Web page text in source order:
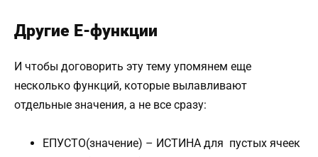
Другие Е-функции
И чтобы договорить эту тему упомянем еще
несколько функций, которые вылавливают
отдельные значения, а не все сразу:
ЕПУСТО(значение) – ИСТИНА для пустых ячеек